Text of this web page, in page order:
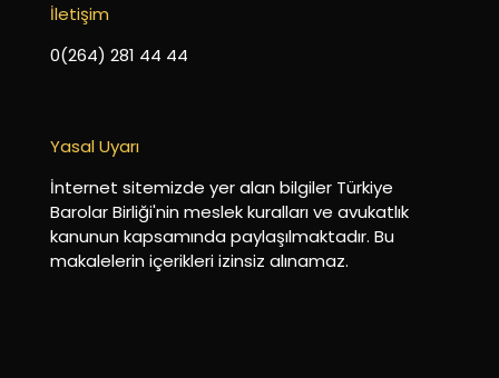
İletişim
0(264) 281 44 44
Yasal Uyarı
İnternet sitemizde yer alan bilgiler Türkiye
Barolar Birliği'nin meslek kuralları ve avukatlık
kanunun kapsamında paylaşılmaktadır. Bu
makalelerin içerikleri izinsiz alınamaz.